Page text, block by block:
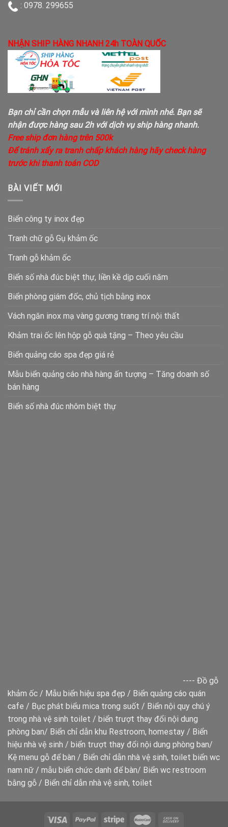
: 0978. 299655
NHẬN SHIP HÀNG NHANH 24h TOÀN QUỐC
Bạn chỉ cần chọn mẫu và liên hệ với mình nhé. Bạn sẽ
nhận được hàng sau 2h với dịch vụ ship hàng nhanh.
Free ship đơn hàng trên 500k
Để tránh xẩy ra tranh chấp khách hàng hãy check hàng
trước khi thanh toán COD
BÀI VIẾT MỚI
Biển công ty inox đẹp
Tranh chữ gỗ Gụ khảm ốc
Tranh gỗ khảm ốc
Biển số nhà đúc biệt thự, liền kề dịp cuối năm
Biển phòng giám đốc, chủ tịch bằng inox
Vách ngăn inox mạ vàng gương trang trí nội thất
Khảm trai ốc lên hộp gỗ quà tặng – Theo yêu cầu
Biển quảng cáo spa đẹp giá rẻ
Mẫu biển quảng cáo nhà hàng ấn tượng – Tăng doanh số
bán hàng
Biển số nhà đúc nhôm biệt thự
---- Đồ gỗ
khảm ốc / Mẫu biển hiệu spa đẹp / Biển quảng cáo quán
cafe / Bục phát biểu mica trong suốt / Biển nội quy chú ý
trong nhà vệ sinh toilet / biển trượt thay đổi nội dung
phòng ban/ Biển chỉ dẫn khu Restroom, homestay / Biển
hiệu nhà vệ sinh / biển trượt thay đổi nội dung phòng ban/
Kệ menu gỗ để bàn / Biển chỉ dẫn nhà vệ sinh, toilet biển wc
nam nữ / mẫu biển chức danh để bàn/ Biển wc restroom
bằng gỗ / Biển chỉ dẫn nhà vệ sinh, toilet